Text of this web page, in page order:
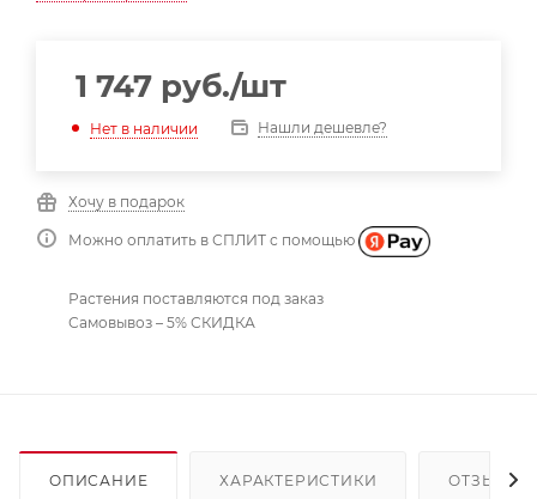
1 747 руб./шт
Нет в наличии Нашли дешевле?
Хочу в подарок
Можно оплатить в СПЛИТ с помощью
Растения поставляются под заказ
Самовывоз – 5% СКИДКА
ОПИСАНИЕ ХАРАКТЕРИСТИКИ ОТЗЫВЫ